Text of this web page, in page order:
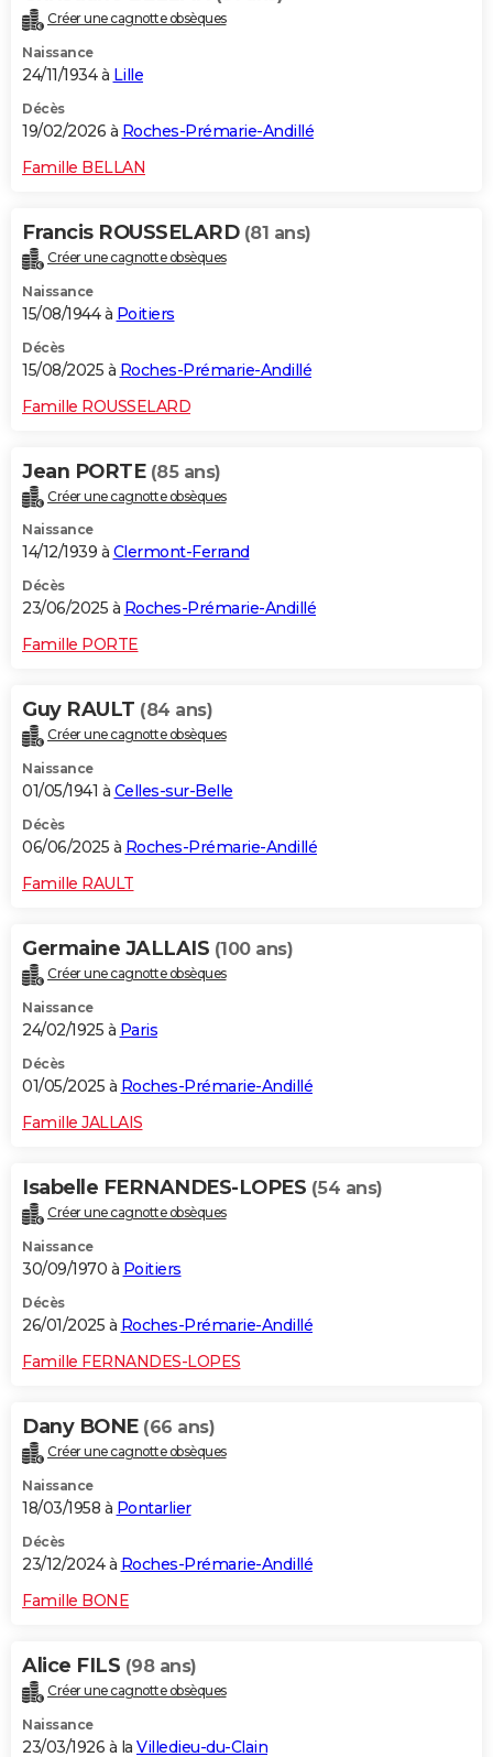
Créer une cagnotte obsèques
Naissance
24/11/1934 à Lille
Décès
19/02/2026 à Roches-Prémarie-Andillé
Famille BELLAN
Francis ROUSSELARD (81 ans)
Créer une cagnotte obsèques
Naissance
15/08/1944 à Poitiers
Décès
15/08/2025 à Roches-Prémarie-Andillé
Famille ROUSSELARD
Jean PORTE (85 ans)
Créer une cagnotte obsèques
Naissance
14/12/1939 à Clermont-Ferrand
Décès
23/06/2025 à Roches-Prémarie-Andillé
Famille PORTE
Guy RAULT (84 ans)
Créer une cagnotte obsèques
Naissance
01/05/1941 à Celles-sur-Belle
Décès
06/06/2025 à Roches-Prémarie-Andillé
Famille RAULT
Germaine JALLAIS (100 ans)
Créer une cagnotte obsèques
Naissance
24/02/1925 à Paris
Décès
01/05/2025 à Roches-Prémarie-Andillé
Famille JALLAIS
Isabelle FERNANDES-LOPES (54 ans)
Créer une cagnotte obsèques
Naissance
30/09/1970 à Poitiers
Décès
26/01/2025 à Roches-Prémarie-Andillé
Famille FERNANDES-LOPES
Dany BONE (66 ans)
Créer une cagnotte obsèques
Naissance
18/03/1958 à Pontarlier
Décès
23/12/2024 à Roches-Prémarie-Andillé
Famille BONE
Alice FILS (98 ans)
Créer une cagnotte obsèques
Naissance
23/03/1926 à la Villedieu-du-Clain